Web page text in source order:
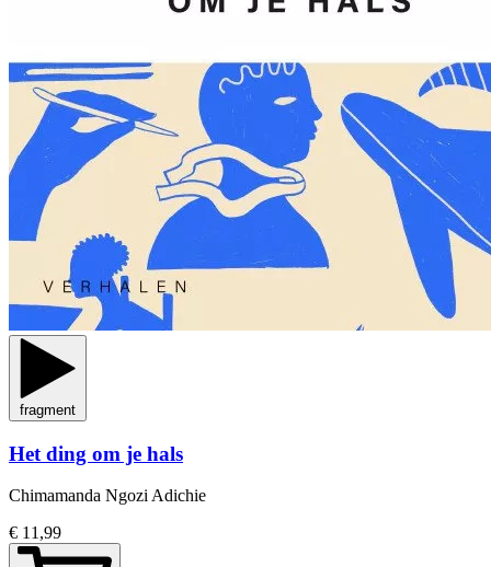
fragment
Het ding om je hals
Chimamanda Ngozi Adichie
€ 11,99